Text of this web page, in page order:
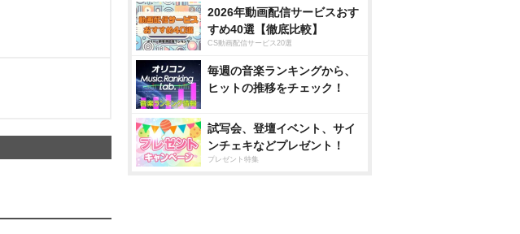
2026年動画配信サービスおす
すめ40選【徹底比較】
CS動画配信サービス20選
毎週の音楽ランキングから、
ヒットの推移をチェック！
試写会、登壇イベント、サイ
ンチェキなどプレゼント！
プレゼント特集